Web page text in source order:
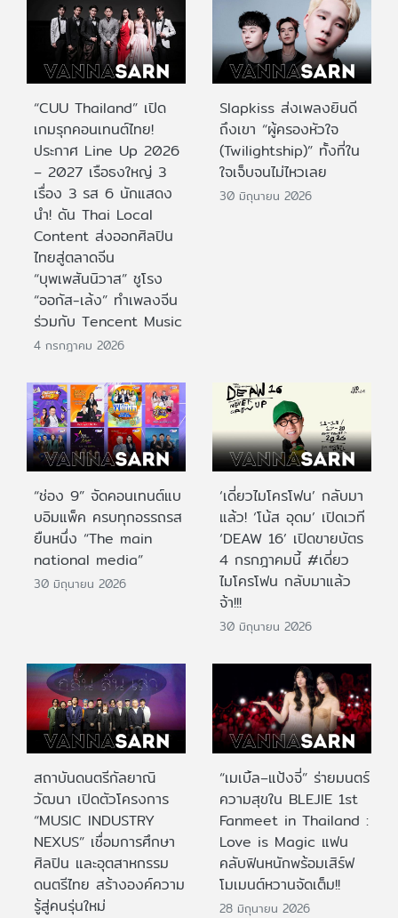
“CUU Thailand” เปิด
เกมรุกคอนเทนต์ไทย!
ประกาศ Line Up 2026
– 2027 เรือธงใหญ่ 3
เรื่อง 3 รส 6 นักแสดง
นำ! ดัน Thai Local
Content ส่งออกศิลปิน
ไทยสู่ตลาดจีน
“บุพเพสันนิวาส” ชูโรง
“ออกัส-เล้ง” ทำเพลงจีน
ร่วมกับ Tencent Music
4 กรกฎาคม 2026
Slapkiss ส่งเพลงยินดี
ถึงเขา “ผู้ครองหัวใจ
(Twilightship)” ทั้งที่ใน
ใจเจ็บจนไม่ไหวเลย
30 มิถุนายน 2026
“ช่อง 9” จัดคอนเทนต์แบ
บอิมแพ็ค ครบทุกอรรถรส
ยืนหนึ่ง “The main
national media”
30 มิถุนายน 2026
‘เดี่ยวไมโครโฟน’ กลับมา
แล้ว! ‘โน้ส อุดม’ เปิดเวที
‘DEAW 16’ เปิดขายบัตร
4 กรกฎาคมนี้ #เดี่ยว
ไมโครโฟน กลับมาแล้ว
จ้า!!!
30 มิถุนายน 2026
สถาบันดนตรีกัลยาณิ
วัฒนา เปิดตัวโครงการ
“MUSIC INDUSTRY
NEXUS” เชื่อมการศึกษา
ศิลปิน และอุตสาหกรรม
ดนตรีไทย สร้างองค์ความ
รู้สู่คนรุ่นใหม่
“เมเบิ้ล–แป้งจี่” ร่ายมนตร์
ความสุขใน BLEJIE 1st
Fanmeet in Thailand :
Love is Magic แฟน
คลับฟินหนักพร้อมเสิร์ฟ
โมเมนต์หวานจัดเต็ม!!
28 มิถุนายน 2026